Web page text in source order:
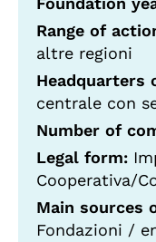
Range of
altre regioni
Headquarters
centrale con
Number of
Legal form:
Cooperativa/
Main sources
Fondazioni /